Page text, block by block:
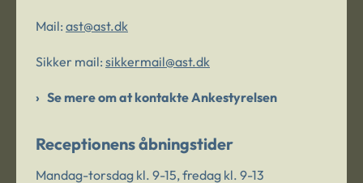
Mail: ast@ast.dk
Sikker mail: sikkermail@ast.dk
Se mere om at kontakte Ankestyrelsen
Receptionens åbningstider
Mandag-torsdag kl. 9-15, fredag kl. 9-13